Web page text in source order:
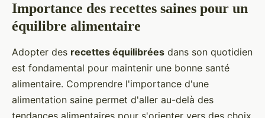
Recettes saines pour un équilibre
alimentaire optimal
Thomas• 11 mars 2025•7 min de lecture
Importance des recettes saines pour un
équilibre alimentaire
Adopter des recettes équilibrées dans son quotidien
est fondamental pour maintenir une bonne santé
alimentaire. Comprendre l'importance d'une
alimentation saine permet d'aller au-delà des
tendances alimentaires pour s'orienter vers des choix